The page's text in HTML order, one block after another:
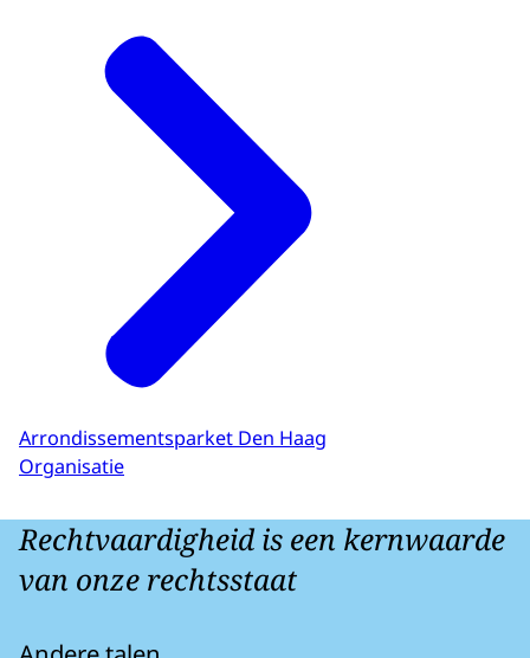
Arrondissementsparket Den Haag
Organisatie
Rechtvaardigheid is een kernwaarde
van onze rechtsstaat